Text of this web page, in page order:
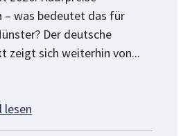
– was bedeutet das für
Der deutsche
zeigt sich weiterhin von...
lesen